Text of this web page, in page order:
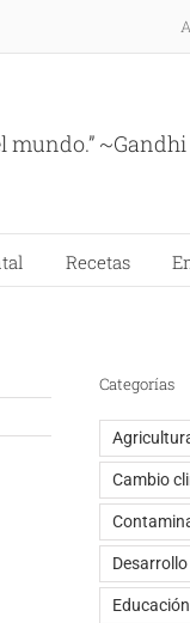
mundo.” ~Gandhi
Recetas
Categorías
Cambio